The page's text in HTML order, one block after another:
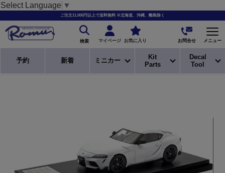
Select Language ▼
ご注文11,000円以上で送料無料 ※北海道、沖縄、離島除く
検索 マイページ お気に入り お問合せ メニュー
予約 新着 ミニカー
Kit
Parts
Decal
Tool